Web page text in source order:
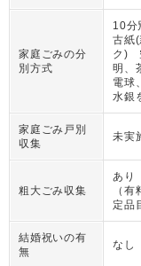
家庭ごみの分
別方式
10
古紙
ク)
明、
電球
水銀
家庭ごみ戸別
収集
未実
粗大ごみ収集
あり
（ 有
定品
結婚祝いの有
無
なし